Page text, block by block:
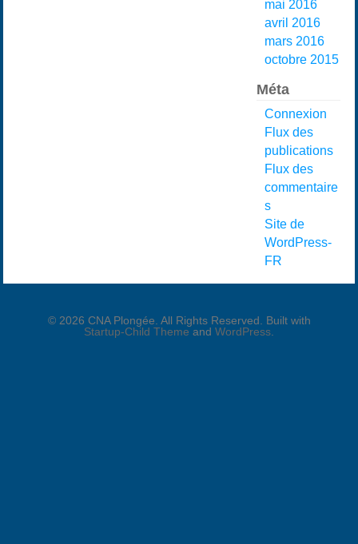
mai 2016
avril 2016
mars 2016
octobre 2015
Méta
Connexion
Flux des
publications
Flux des
commentaire
s
Site de
WordPress-
FR
© 2026 CNA Plongée. All Rights Reserved. Built with
Startup-Child Theme and WordPress